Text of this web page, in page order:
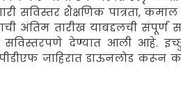
सविस्तर शैक्षणिक पात्रता, कमाल
अंतिम तारीख याबद्दलची संपूर्ण
देण्यात आली आहे.
पीडीएफ जाहिरात डाऊनलोड